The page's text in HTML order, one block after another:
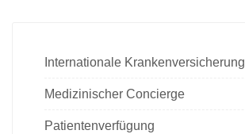
Internationale Krankenversicherung
Medizinischer Concierge
Patientenverfügung